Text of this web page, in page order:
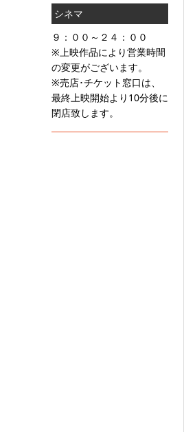
シネマ
９：００～２４：００
※上映作品により営業時間
の変更がございます。
※売店･チケット窓口は、
最終上映開始より10分後に
閉店致します。